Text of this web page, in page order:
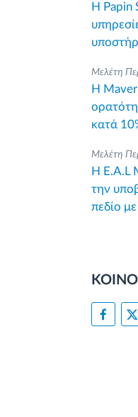
Η Papin
Μελέτη
Η
κατά
Μελέτη
Η E.A.L
την
πεδίο